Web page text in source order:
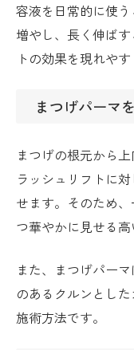
容液を日常的に使
増やし、長く伸ば
トの効果を現れやす
まつげパーマ
まつげの根元から
ラッシュリフトに
せます。そのため
つ華やかに見せる高
また、まつげパー
のあるクルンとし
施術方法です。